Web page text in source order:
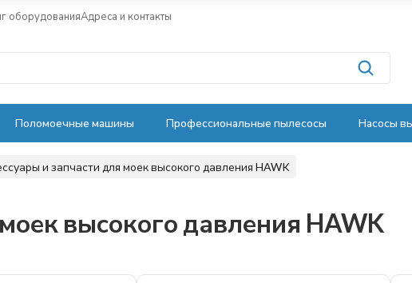
оборудованияАдреса и контакты
Поломоечные машины Профессиональные пылесосы Насосы
и запчасти для моек высокого давления HAWK
высокого давления HAWK